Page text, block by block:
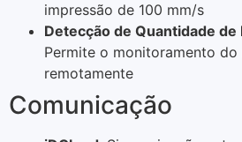
impressão de 100 mm/s
Detecção de Quantidade de
Permite o monitoramento do
remotamente
Comunicação